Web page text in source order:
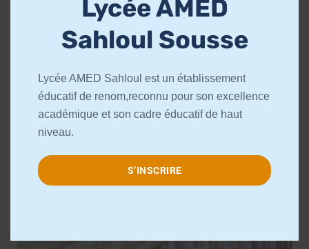
Bourses d’excellences
Lycée AMED
Sahloul Sousse
Lycée AMED Sahloul est un établissement
éducatif de renom,reconnu pour son excellence
académique et son cadre éducatif de haut
niveau.
S’INSCRIRE